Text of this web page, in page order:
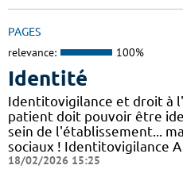
PAGES
relevance: 100%
Identité
Identitovigilance et droit à
patient doit pouvoir être
sein de l'établissement...
sociaux ! Identitovigilance
18/02/2026 15:25